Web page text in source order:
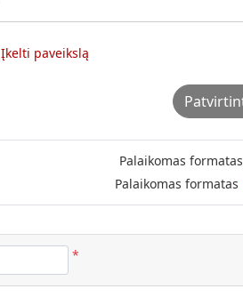
Įkelti paveikslą
Palaikomas formatas
Palaikomas formatas
*